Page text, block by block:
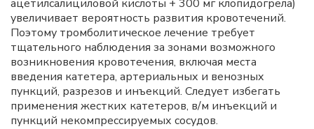
ацетилсалициловой кислоты + 300 мг клопидогрела)
увеличивает вероятность развития кровотечений.
Поэтому тромболитическое лечение требует
тщательного наблюдения за зонами возможного
возникновения кровотечения, включая места
введения катетера, артериальных и венозных
пункций, разрезов и инъекций. Следует избегать
применения жестких катетеров, в/м инъекций и
пункций некомпрессируемых сосудов.